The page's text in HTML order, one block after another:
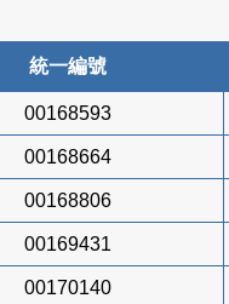
統一編號
00168593
00168664
00168806
00169431
00170140